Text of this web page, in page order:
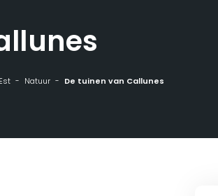
Natuur De tuinen van Callunes